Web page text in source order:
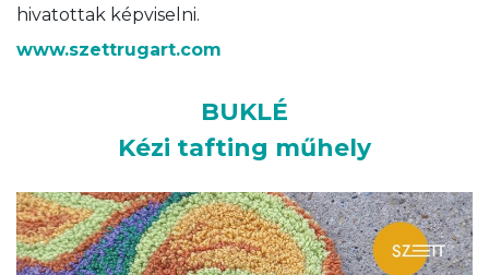
hivatottak képviselni.
www.szettrugart.com
BUKLÉ
Kézi tafting műhely